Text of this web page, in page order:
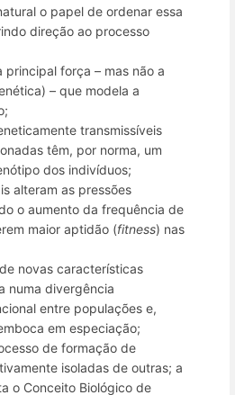
o papel de ordenar essa
direção ao processo
principal força – mas não a
– que modela a
transmissíveis
têm, por norma, um
dos indivíduos;
alteram as pressões
o aumento da frequência de
maior aptidão (fitness) nas
novas características
numa divergência
entre populações e,
em especiação;
de formação de
isoladas de outras; a
o Conceito Biológico de